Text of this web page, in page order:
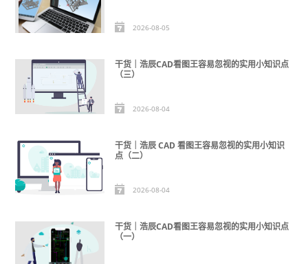
2026-08-05
干货｜浩辰CAD看图王容易忽视的实用小知识点
（三）
2026-08-04
干货｜浩辰 CAD 看图王容易忽视的实用小知识
点（二）
2026-08-04
干货｜浩辰CAD看图王容易忽视的实用小知识点
（一）